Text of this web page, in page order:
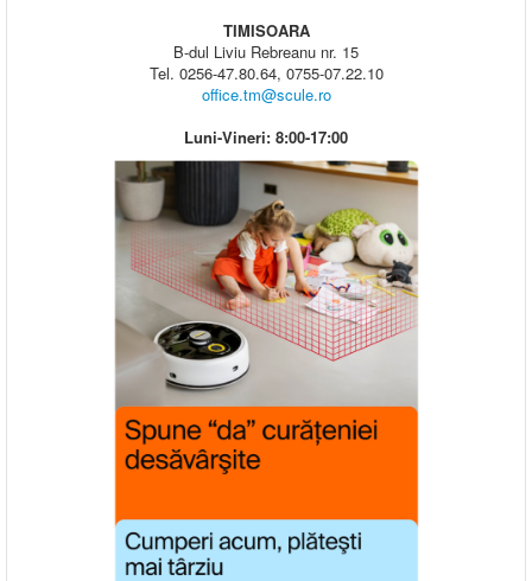
TIMISOARA
B-dul Liviu Rebreanu nr. 15
Tel. 0256-47.80.64, 0755-07.22.10
office.tm@scule.ro
Luni-Vineri: 8:00-17:00